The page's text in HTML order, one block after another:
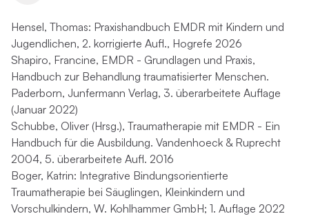
Hensel, Thomas: Praxishandbuch EMDR mit Kindern und
Jugendlichen, 2. korrigierte Aufl., Hogrefe 2026
Shapiro, Francine, EMDR - Grundlagen und Praxis,
Handbuch zur Behandlung traumatisierter Menschen.
Paderborn, Junfermann Verlag, 3. überarbeitete Auflage
(Januar 2022)
Schubbe, Oliver (Hrsg.), Traumatherapie mit EMDR - Ein
Handbuch für die Ausbildung. Vandenhoeck & Ruprecht
2004, 5. überarbeitete Aufl. 2016
Boger, Katrin: Integrative Bindungsorientierte
Traumatherapie bei Säuglingen, Kleinkindern und
Vorschulkindern, W. Kohlhammer GmbH; 1. Auflage 2022